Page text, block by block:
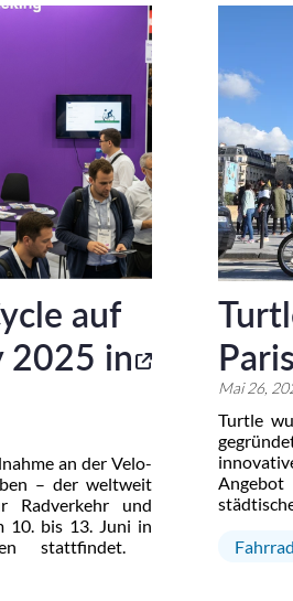
auf
2025 in
an der Velo-
– der weltweit
Radverkehr und
10. bis 13. Juni in
stattfindet.
Mai 26,
Turtle